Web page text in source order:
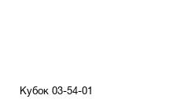
Кубок 03-54-01